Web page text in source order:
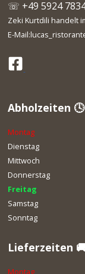
☏ +49 5924
Zeki Kurtdili handelt
E-
Abholzeiten
Montag
Dienstag
Mittwoch
Donnerstag
Freitag
Samstag
Sonntag
Lieferzeiten
Montag